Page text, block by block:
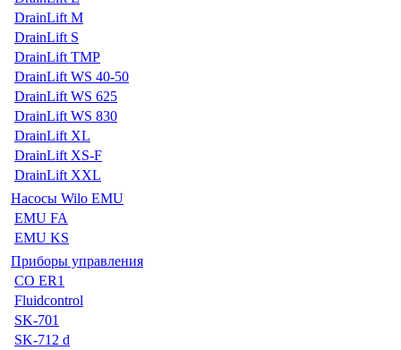
DrainLift M
DrainLift S
DrainLift TMP
DrainLift WS 40-50
DrainLift WS 625
DrainLift WS 830
DrainLift XL
DrainLift XS-F
DrainLift XXL
Насосы Wilo EMU
EMU FA
EMU KS
Приборы управления
CO ER1
Fluidcontrol
SK-701
SK-712 d